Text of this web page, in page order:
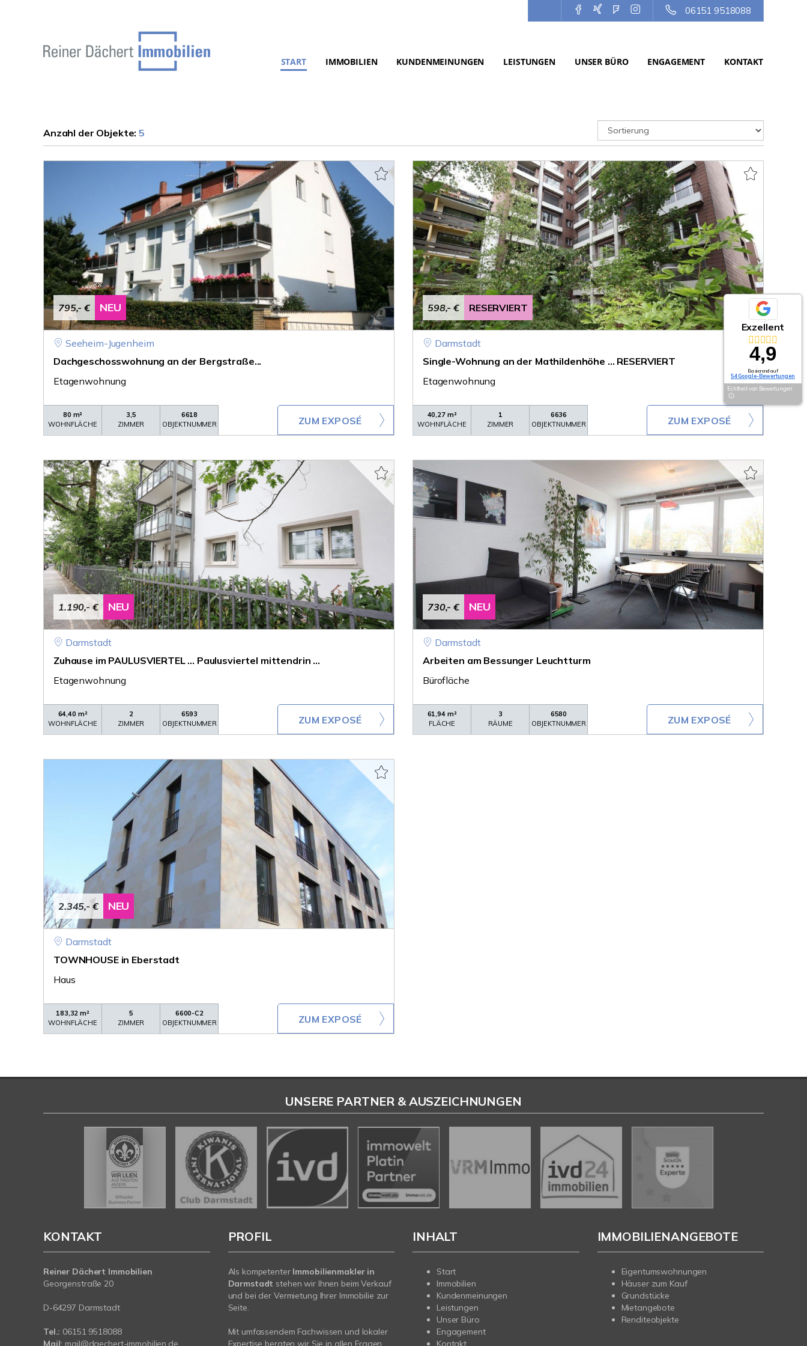
06151 9518088
START IMMOBILIEN KUNDENMEINUNGEN LEISTUNGEN UNSER BÜRO ENGAGEMENT KONTAKT
Anzahl der Objekte:5
795,- € NEU
Seeheim-Jugenheim
Dachgeschosswohnung an der Bergstraße...
Etagenwohnung
80 m²
WOHNFLÄCHE
3,5
ZIMMER
6618
OBJEKTNUMMER
ZUM EXPOSÉ
598,- € RESERVIERT
Darmstadt
Single-Wohnung an der Mathildenhöhe ... RESERVIERT
Etagenwohnung
40,27 m²
WOHNFLÄCHE
1
ZIMMER
6636
OBJEKTNUMMER
ZUM EXPOSÉ
1.190,- € NEU
Darmstadt
Zuhause im PAULUSVIERTEL ... Paulusviertel mittendrin ...
Etagenwohnung
64,40 m²
WOHNFLÄCHE
2
ZIMMER
6593
OBJEKTNUMMER
ZUM EXPOSÉ
730,- € NEU
Darmstadt
Arbeiten am Bessunger Leuchtturm
Bürofläche
61,94 m²
FLÄCHE
3
RÄUME
6580
OBJEKTNUMMER
ZUM EXPOSÉ
2.345,- € NEU
Darmstadt
TOWNHOUSE in Eberstadt
Haus
183,32 m²
WOHNFLÄCHE
5
ZIMMER
6600-C2
OBJEKTNUMMER
ZUM EXPOSÉ
Exzellent
4,9
Basierend auf
54 Google-Bewertungen
Echtheit von Bewertungen
UNSERE PARTNER & AUSZEICHNUNGEN
KONTAKT
Reiner Dächert Immobilien
Georgenstraße 20
D-64297 Darmstadt
Tel.: 06151 9518088
Mail: mail@daechert-immobilien.de
PROFIL
Als kompetenter Immobilienmakler in
Darmstadt stehen wir Ihnen beim Verkauf
und bei der Vermietung Ihrer Immobilie zur
Seite.
Mit umfassendem Fachwissen und lokaler
Expertise beraten wir Sie in allen Fragen
INHALT
Start
Immobilien
Kundenmeinungen
Leistungen
Unser Büro
Engagement
Kontakt
IMMOBILIENANGEBOTE
Eigentumswohnungen
Häuser zum Kauf
Grundstücke
Mietangebote
Renditeobjekte